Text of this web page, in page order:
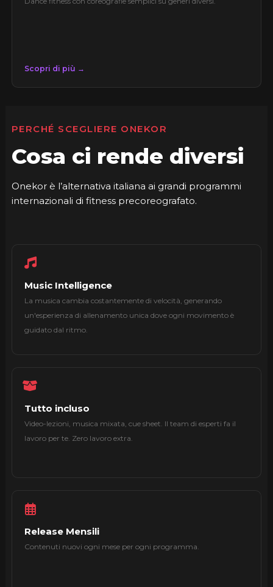
Scopri di più →
PERCHÉ SCEGLIERE ONEKOR
Cosa ci rende diversi
Onekor è l’alternativa italiana ai grandi programmi
internazionali di fitness precoreografato.
Music Intelligence
La musica cambia costantemente di velocità, generando
un'esperienza di allenamento unica dove ogni movimento è
guidato dal ritmo.
Tutto incluso
Video-lezioni, musica mixata, cue sheet. Il team di esperti fa il
lavoro per te. Zero lavoro extra.
Release Mensili
Contenuti nuovi ogni mese per ogni programma.